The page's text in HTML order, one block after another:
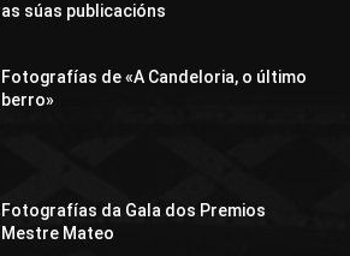
as súas publicacións
Fotografías de «A Candeloria, o último
berro»
Fotografías da Gala dos Premios
Mestre Mateo